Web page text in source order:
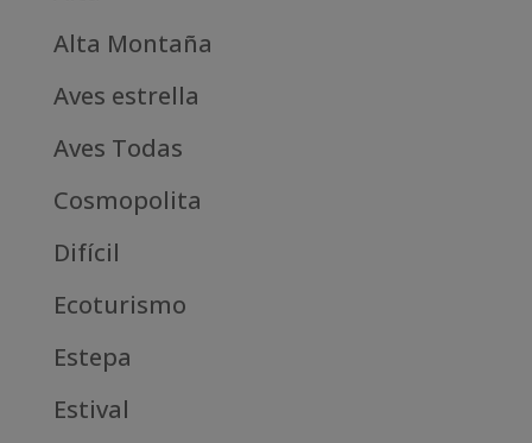
Alta Montaña
Aves estrella
Aves Todas
Cosmopolita
Difícil
Ecoturismo
Estepa
Estival